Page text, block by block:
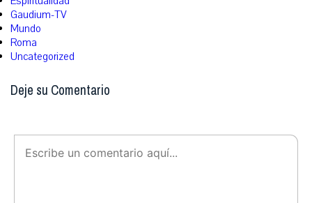
Gaudium-TV
Mundo
Roma
Uncategorized
Deje su Comentario